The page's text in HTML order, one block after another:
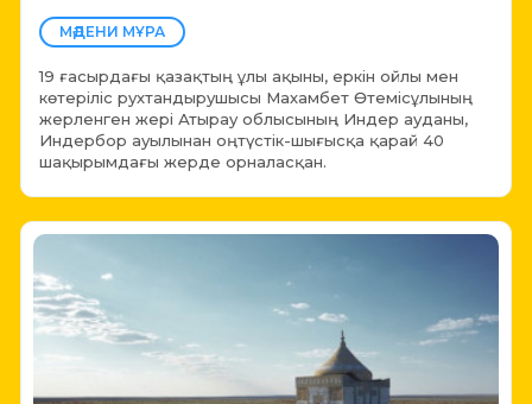
МӘДЕНИ МҰРА
19 ғасырдағы қазақтың ұлы ақыны, еркін ойлы мен
көтеріліс рухтандырушысы Махамбет Өтемісұлының
жерленген жері Атырау облысының Индер ауданы,
Индербор ауылынан оңтүстік-шығысқа қарай 40
шақырымдағы жерде орналасқан.